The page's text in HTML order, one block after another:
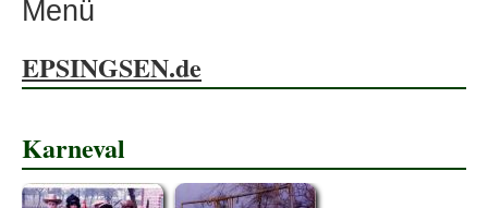
Menü
EPSINGSEN.de
Karneval